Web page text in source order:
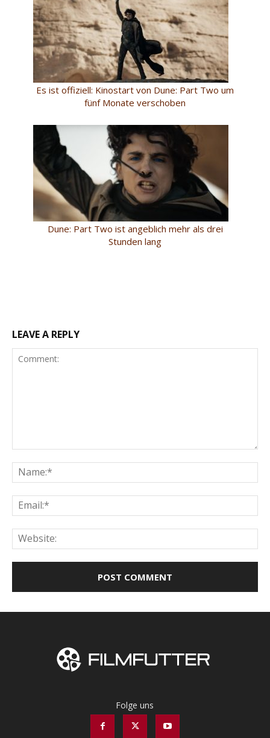
Es ist offiziell: Kinostart von Dune: Part Two um
fünf Monate verschoben
Dune: Part Two ist angeblich mehr als drei
Stunden lang
LEAVE A REPLY
Folge uns